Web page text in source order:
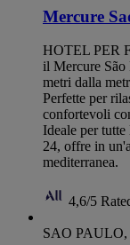
Mercure
HOTEL PER
il Mercure São
metri dalla
Perfette per
confortevoli
Ideale per
24, offre in
mediterranea.
4,6/5
SAO PAULO,